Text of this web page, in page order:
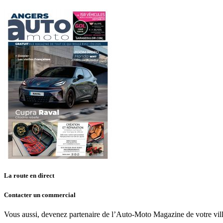
La route en direct
Contacter un commercial
Vous aussi, devenez partenaire de l’Auto-Moto Magazine de votre